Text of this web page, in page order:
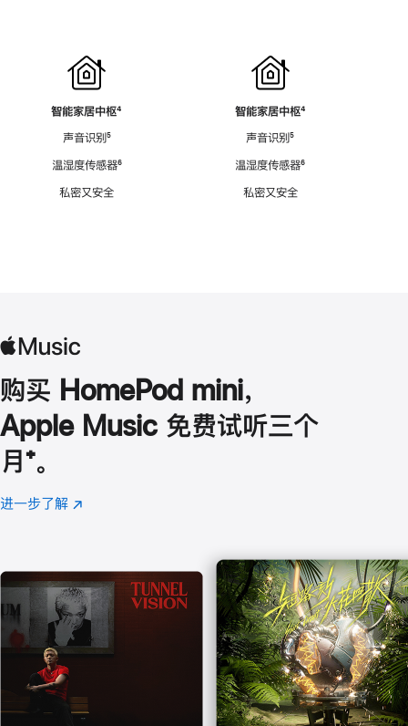
智能家居中枢脚
⁴
声音识别脚
⁵
温湿度传感器脚
⁶
私密又安全
智能家居中枢脚
⁴
声音识别脚
⁵
温湿度传感器脚
⁶
私密又安全
购买 HomePod mini，
Apple Music 免费试听三个
月 脚
注
⁺。
进一步了解 Apple
(在
口
中
打
开)